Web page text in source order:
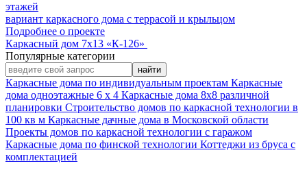
этажей
вариант каркасного дома с террасой и крыльцом
Подробнее о проектe
Каркасный дом 7х13 «К-126»
Популярные категории
найти
Каркасные дома по индивидуальным проектам Каркасные
дома одноэтажные 6 х 4 Каркасные дома 8х8 различной
планировки Строительство домов по каркасной технологии в
100 кв м Каркасные дачные дома в Московской области
Проекты домов по каркасной технологии с гаражом
Каркасные дома по финской технологии Коттеджи из бруса с
комплектацией